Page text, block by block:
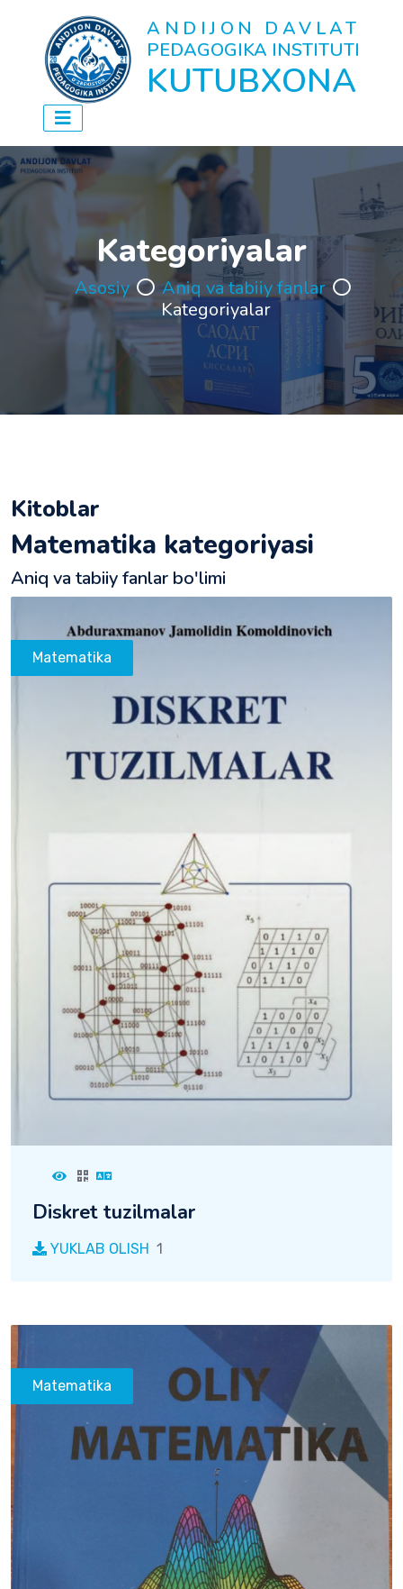
ANDIJON DAVLAT
PEDAGOGIKA INSTITUTI
KUTUBXONA
Kategoriyalar
Asosiy
Aniq va tabiiy fanlar
Kategoriyalar
Kitoblar
Matematika kategoriyasi
Aniq va tabiiy fanlar bo'limi
Matematika
Diskret tuzilmalar
YUKLAB OLISH 1
Matematika